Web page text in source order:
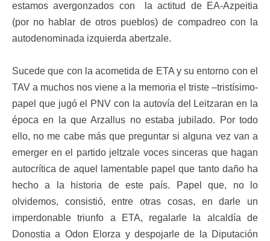
estamos avergonzados con la actitud de EA-Azpeitia
(por no hablar de otros pueblos) de compadreo con la
autodenominada izquierda abertzale.
Sucede que con la acometida de ETA y su entorno con el
TAV a muchos nos viene a la memoria el triste –tristísimo-
papel que jugó el PNV con la autovía del Leitzaran en la
época en la que Arzallus no estaba jubilado. Por todo
ello, no me cabe más que preguntar si alguna vez van a
emerger en el partido jeltzale voces sinceras que hagan
autocrítica de aquel lamentable papel que tanto daño ha
hecho a la historia de este país. Papel que, no lo
olvidemos, consistió, entre otras cosas, en darle un
imperdonable triunfo a ETA, regalarle la alcaldía de
Donostia a Odon Elorza y despojarle de la Diputación